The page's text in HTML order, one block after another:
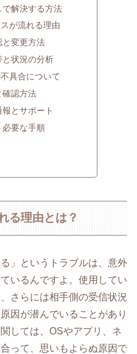
解決する方法
が流れる理由
と変更方法
状況の分析
具合について
確認方法
とサポート
必要な手順
る理由とは？
」というトラブルは、意外
いるんですよ。使用してい
さらには相手側の受信状況
因が潜んでいることがあり
しては、OSやアプリ、ネ
って、思いもよらぬ原因で